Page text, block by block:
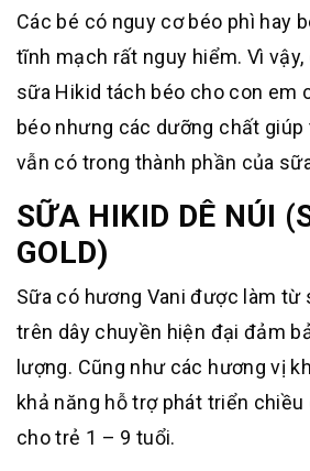
Các bé có nguy cơ béo phì hay
tĩnh mạch rất nguy hiểm. Vì
sữa Hikid tách béo cho con em
béo nhưng các dưỡng chất
vẫn có trong thành phần của
SỮA HIKID DÊ NÚI
GOLD)
Sữa có hương Vani được làm từ
trên dây chuyền hiện đại đảm
lượng. Cũng như các hương vị
khả năng hỗ trợ phát triển chiều
cho trẻ 1 – 9 tuổi.